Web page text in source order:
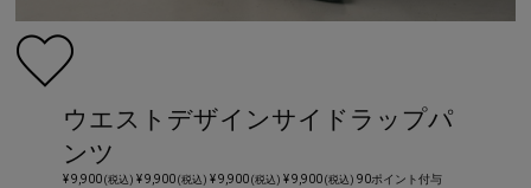
ウエストデザインサイドラップパ
ンツ
¥ 9,900(税込) ¥ 9,900(税込) ¥ 9,900(税込) ¥ 9,900(税込) 90ポイント付与